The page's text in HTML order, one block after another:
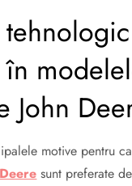
în
John
motive pentru
sunt preferate